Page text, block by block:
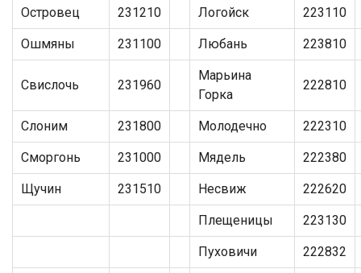
Островец 231210 Логойск 223110
Ошмяны 231100 Любань 223810
Свислочь 231960
Марьина
Горка
222810
Слоним 231800 Молодечно 222310
Сморгонь 231000 Мядель 222380
Щучин 231510 Несвиж 222620
Плещеницы 223130
Пуховичи 222832